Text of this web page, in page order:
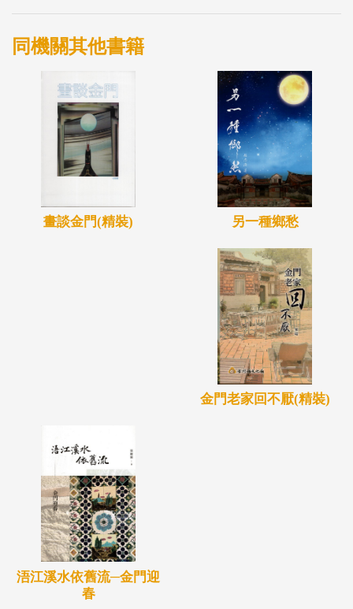
同機關其他書籍
畫談金門(精裝) 另一種鄉愁
金門老家回不厭(精裝)
浯江溪水依舊流─金門迎
春